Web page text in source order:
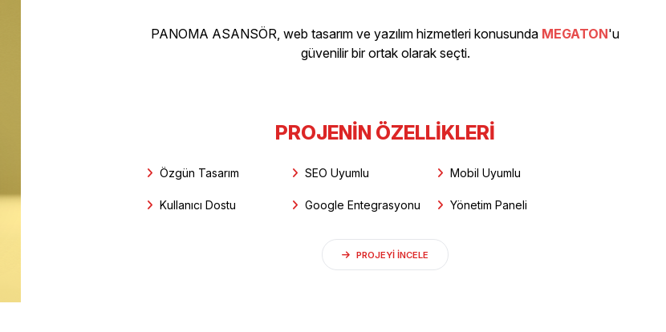
PANOMA ASANSÖR, web tasarım ve yazılım hizmetleri konusunda MEGATON'u
güvenilir bir ortak olarak seçti.
PROJENIN ÖZELLIKLERI
Özgün Tasarım SEO Uyumlu Mobil Uyumlu
Kullanıcı Dostu Google Entegrasyonu Yönetim Paneli
PROJEYI INCELE